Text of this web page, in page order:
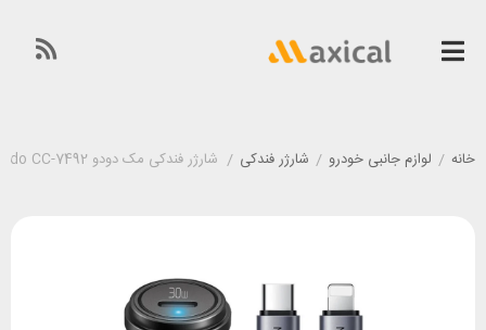
خانه / لوازم جانبی خودرو / شارژر فندکی / شارژر فندکی مک دودو Mcdodo CC-7492 توان 30 وات همراه با کابل